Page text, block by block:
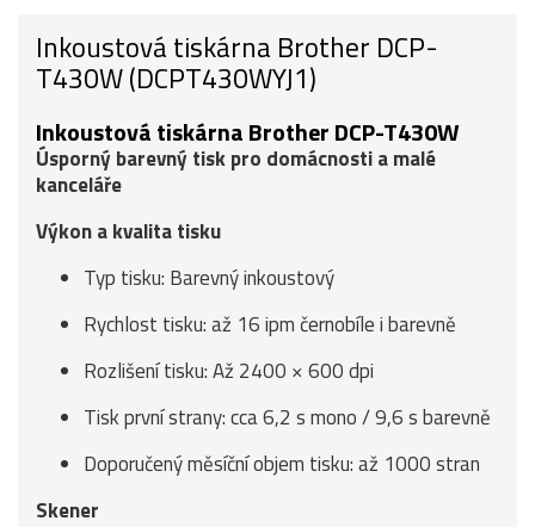
Inkoustová tiskárna Brother DCP-
T430W (DCPT430WYJ1)
Inkoustová tiskárna Brother DCP-T430W
Úsporný barevný tisk pro domácnosti a malé
kanceláře
Výkon a kvalita tisku
Typ tisku: Barevný inkoustový
Rychlost tisku: až 16 ipm černobíle i barevně
Rozlišení tisku: Až 2400 × 600 dpi
Tisk první strany: cca 6,2 s mono / 9,6 s barevně
Doporučený měsíční objem tisku: až 1000 stran
Skener